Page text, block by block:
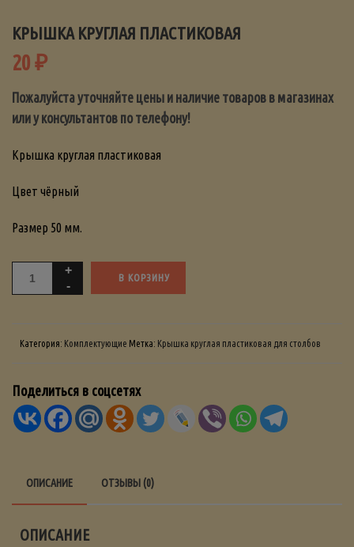
КРЫШКА КРУГЛАЯ ПЛАСТИКОВАЯ
20₽
Пожалуйста уточняйте цены и наличие товаров в магазинах
или у консультантов по телефону!
Крышка круглая пластиковая
Цвет чёрный
Размер 50 мм.
В КОРЗИНУ
Категория: Комплектующие Метка: Крышка круглая пластиковая для столбов
Поделиться в соцсетях
ОПИСАНИЕ ОТЗЫВЫ (0)
ОПИСАНИЕ